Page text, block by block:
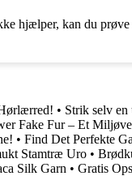
hjælper, kan du
• Strik selv en
Fake Fur – Et
• Find Det Perfekte
Stamtræ Uro •
Silk Garn • Gratis